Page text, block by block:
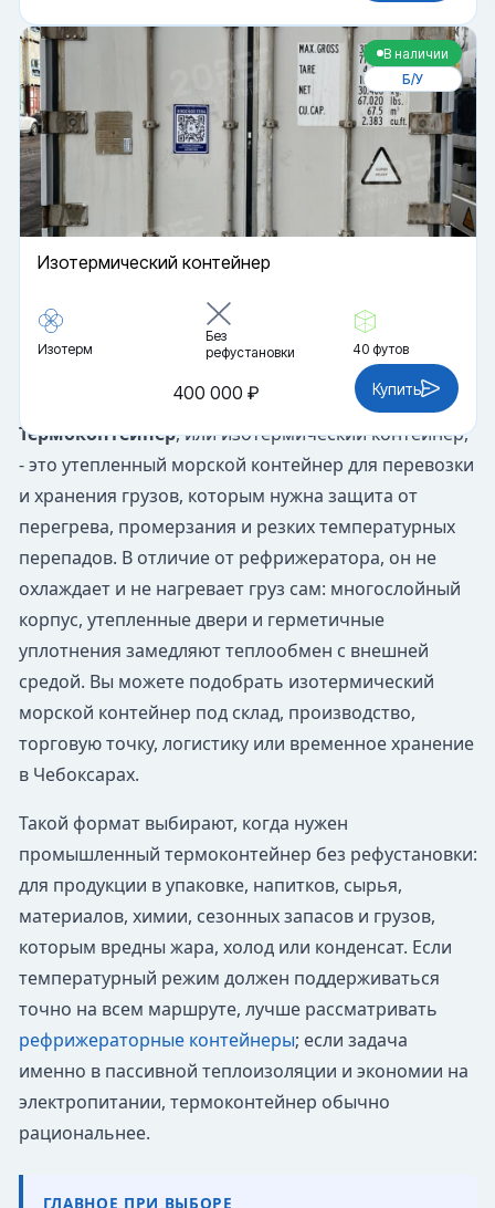
В наличии
Б/У
Изотермический контейнер
Изотерм
Без
рефустановки
40 футов
400 000 ₽ Купить
Термоконтейнер, или изотермический контейнер,
- это утепленный морской контейнер для перевозки
и хранения грузов, которым нужна защита от
перегрева, промерзания и резких температурных
перепадов. В отличие от рефрижератора, он не
охлаждает и не нагревает груз сам: многослойный
корпус, утепленные двери и герметичные
уплотнения замедляют теплообмен с внешней
средой. Вы можете подобрать изотермический
морской контейнер под склад, производство,
торговую точку, логистику или временное хранение
в Чебоксарах.
Такой формат выбирают, когда нужен
промышленный термоконтейнер без рефустановки:
для продукции в упаковке, напитков, сырья,
материалов, химии, сезонных запасов и грузов,
которым вредны жара, холод или конденсат. Если
температурный режим должен поддерживаться
точно на всем маршруте, лучше рассматривать
рефрижераторные контейнеры; если задача
именно в пассивной теплоизоляции и экономии на
электропитании, термоконтейнер обычно
рациональнее.
ГЛАВНОЕ ПРИ ВЫБОРЕ